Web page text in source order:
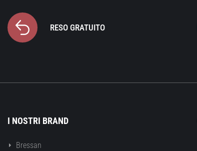
RESO GRATUITO
I NOSTRI BRAND
Bressan